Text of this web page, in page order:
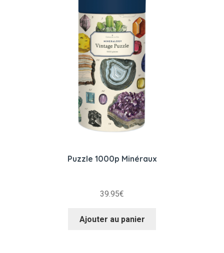
Puzzle 1000p Minéraux
39.95€
Ajouter au panier